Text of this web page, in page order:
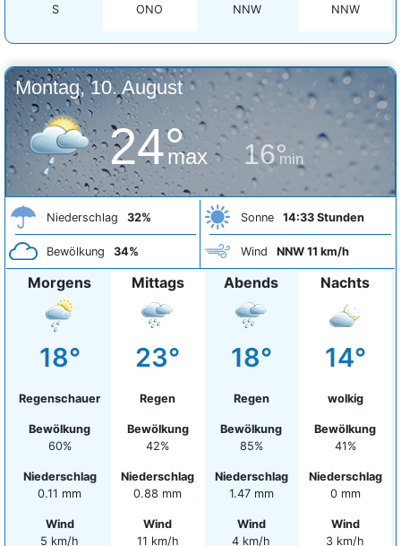
S
ONO
NNW
NNW
Montag, 10. August
24°
max 16°
min
Niederschlag 32%
Bewölkung 34%
Sonne 14:33 Stunden
Wind NNW 11 km/h
Morgens
18°
Regenschauer
Bewölkung
60%
Niederschlag
0.11 mm
Wind
5 km/h
Mittags
23°
Regen
Bewölkung
42%
Niederschlag
0.88 mm
Wind
11 km/h
Abends
18°
Regen
Bewölkung
85%
Niederschlag
1.47 mm
Wind
4 km/h
Nachts
14°
wolkig
Bewölkung
41%
Niederschlag
0 mm
Wind
3 km/h